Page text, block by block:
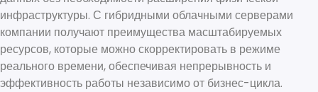
инфраструктуры. С гибридными облачными серверами
компании получают преимущества масштабируемых
ресурсов, которые можно скорректировать в режиме
реального времени, обеспечивая непрерывность и
эффективность работы независимо от бизнес-цикла.